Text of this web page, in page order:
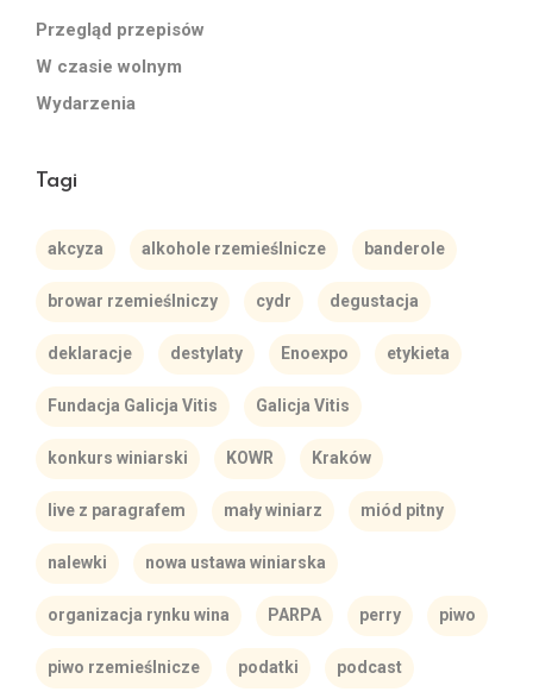
Przegląd przepisów
W czasie wolnym
Wydarzenia
Tagi
akcyza alkohole rzemieślnicze banderole
browar rzemieślniczy cydr degustacja
deklaracje destylaty Enoexpo etykieta
Fundacja Galicja Vitis Galicja Vitis
konkurs winiarski KOWR Kraków
live z paragrafem mały winiarz miód pitny
nalewki nowa ustawa winiarska
organizacja rynku wina PARPA perry piwo
piwo rzemieślnicze podatki podcast